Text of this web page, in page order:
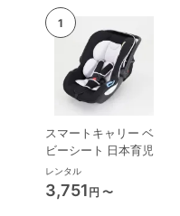
スマートキャリー ベ
ビーシート 日本育児
レンタル
3,751 円 〜